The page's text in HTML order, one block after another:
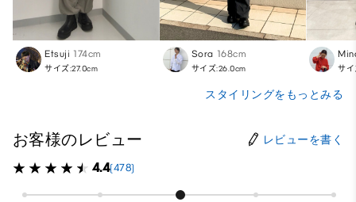
Etsuji 174cm
サイズ:27.0cm
Sora 168cm
サイズ:26.0cm サ
スタイリングをもっとみる
お客様のレビュー レビューを書く
4.4(478)